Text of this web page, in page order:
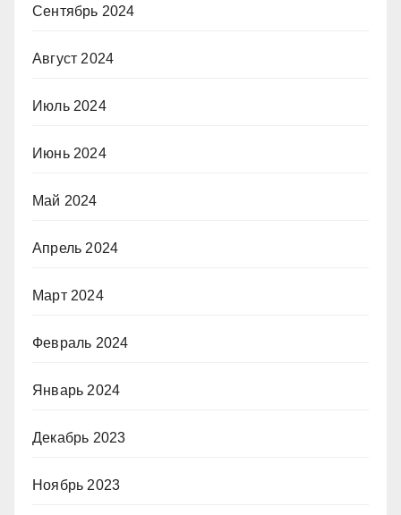
Сентябрь 2024
Август 2024
Июль 2024
Июнь 2024
Май 2024
Апрель 2024
Март 2024
Февраль 2024
Январь 2024
Декабрь 2023
Ноябрь 2023